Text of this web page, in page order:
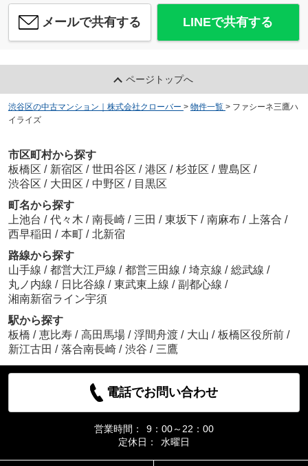
メールで共有する LINEで共有する
ページトップへ
渋谷区の中古マンション｜株式会社クローバー > 物件一覧 > ファシーネ三鷹ハ
イライズ
市区町村から探す
板橋区 / 新宿区 / 世田谷区 / 港区 / 杉並区 / 豊島区 /
渋谷区 / 大田区 / 中野区 / 目黒区
町名から探す
上池台 / 代々木 / 南長崎 / 三田 / 東坂下 / 南麻布 / 上落合 /
西早稲田 / 本町 / 北新宿
路線から探す
山手線 / 都営大江戸線 / 都営三田線 / 埼京線 / 総武線 /
丸ノ内線 / 日比谷線 / 東武東上線 / 副都心線 /
湘南新宿ライン宇須
駅から探す
板橋 / 恵比寿 / 高田馬場 / 浮間舟渡 / 大山 / 板橋区役所前 /
新江古田 / 落合南長崎 / 渋谷 / 三鷹
電話でお問い合わせ
営業時間：
9：00～22：00
定休日：
水曜日